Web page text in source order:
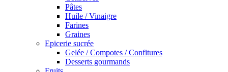
Pâtes
Huile / Vinaigre
Farines
Graines
Epicerie sucrée
Gelée / Compotes / Confitures
Desserts gourmands